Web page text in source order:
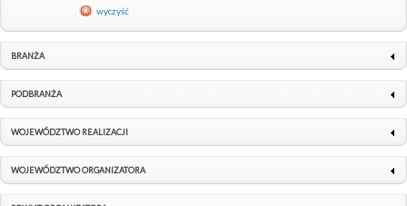
wyczyść
BRANŻA
PODBRANŻA
WOJEWÓDZTWO REALIZACJI
WOJEWÓDZTWO ORGANIZATORA